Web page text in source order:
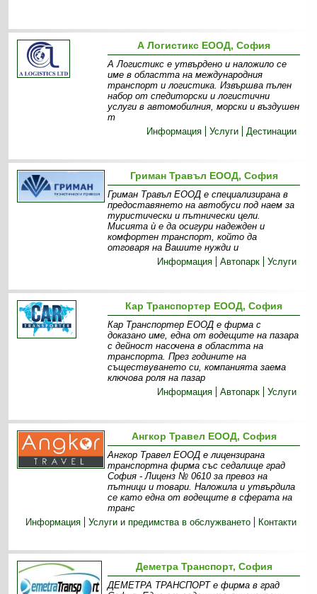
А Логистикс ЕООД, София
А Логистикс е утвърдено и наложило се
име в областта на международния
транспорт и логистика. Извършва пълен
набор от спедиторски и логистични
услуги в автомобилния, морски и въздушен
т
Информация
Услуги Дестинации
Гриман Травъл ЕООД, София
Гриман Травъл ЕООД е специализирана в
предоставянето на автобуси под наем за
туристически и пътнически цели.
Мисията ѝ е да осигури надежден и
комфортен транспорт, който да
отговаря на Вашите нужди и
Информация
Автопарк Услуги
Кар Транспортер ЕООД, София
Кар Транспортер ЕООД е фирма с
доказано име, една от водещите на пазара
с дейност насочена в областта на
транспорта. През годините на
съществуването си, компанията заема
ключова роля на пазар
Информация
Автопарк Услуги
Ангкор Травел ЕООД, София
Ангкор Травел ЕООД е лицензирана
транспортна фирма със седалище град
София - Лиценз № 0610 за превоз на
пътници и товари. Наложила и утвърдила
се като една от водещите в сферата на
транс
Информация
Услуги и предимства в обслужването Контакти
Деметра Транспорт, София
ДЕМЕТРА ТРАНСПОРТ е фирма в град